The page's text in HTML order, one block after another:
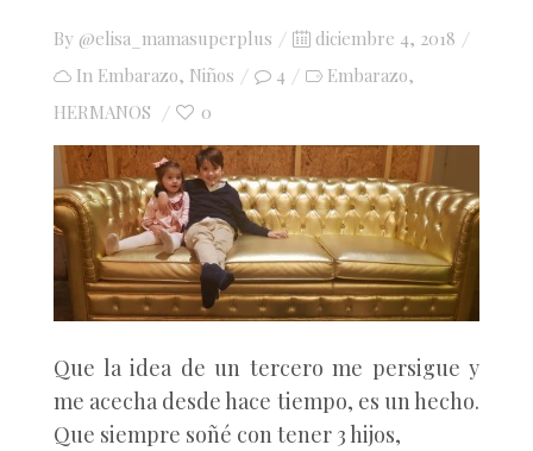
By @elisa_mamasuperplus
Posted
on
diciembre 4, 2018
In Embarazo, Niños 4 Embarazo,
HERMANOS 0
Que la idea de un tercero me persigue y
me acecha desde hace tiempo, es un hecho.
Que siempre soñé con tener 3 hijos,